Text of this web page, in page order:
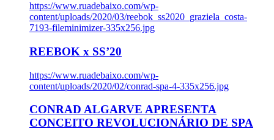
https://www.ruadebaixo.com/wp-
content/uploads/2020/03/reebok_ss2020_graziela_costa-
7193-fileminimizer-335x256.jpg
REEBOK x SS’20
https://www.ruadebaixo.com/wp-
content/uploads/2020/02/conrad-spa-4-335x256.jpg
CONRAD ALGARVE APRESENTA
CONCEITO REVOLUCIONÁRIO DE SPA